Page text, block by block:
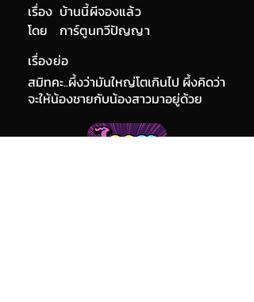
เรื่อง บ้านนี้ผีจองแล้ว
การ์ตูนทวีปัญญา
โดย
เรื่องย่อ
สมิทคะ..ผึ้งว่ามันใหญ่โตเกินไป ผึ้งคิดว่า
จะให้น้องชายกับน้องสาวมาอยู่ด้วย